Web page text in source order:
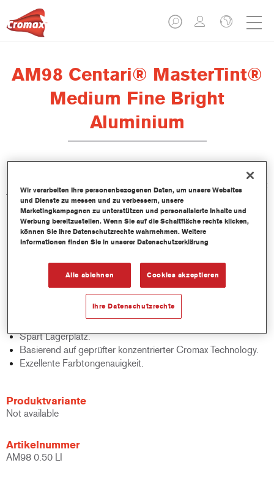
AM98 Centari® MasterTint®
Medium Fine Bright
Aluminium
Das lösemittelhaltige Mischlackkonzentrat Centari MasterTint ist
Teil des Centari Decklack- und Basislack-Systems.
Produktmerkmale
Unverwechselbares, Vielseitiges und einfach zu
Lackqualitäten-medium - und high Solid Decklacke und
Schnelle Bestandskontrolle.
Schnelle Materialverwaltung.
Spart Lagerplatz.
Basierend auf geprüfter konzentrierter Cromax Technology.
Exzellente Farbtongenauigkeit.
Produktvariante
Not available
Artikelnummer
AM98 0.50 LI
Wir verarbeiten Ihre personenbezogenen Daten, um unsere Websites
und Dienste zu messen und zu verbessern, unsere
Marketingkampagnen zu unterstützen und personalisierte Inhalte und
Werbung bereitzustellen. Wenn Sie auf die Schaltfläche rechts klicken,
können Sie Ihre Datenschutzrechte wahrnehmen. Weitere
Informationen finden Sie in unserer Datenschutzerklärung
Alle ablehnen Cookies akzeptieren
Ihre Datenschutzrechte